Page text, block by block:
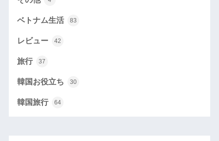
ベトナム生活 83
レビュー 42
旅行 37
韓国お役立ち 30
韓国旅行 64